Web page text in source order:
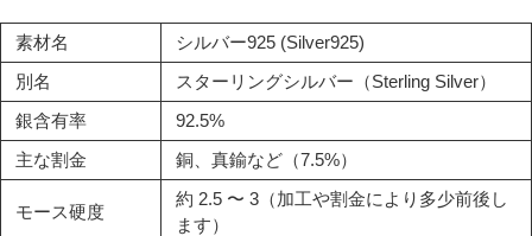
素材名
シルバー925 (Silver925)
別名
スターリングシルバー（Sterling Silver）
銀含有率
92.5%
主な割金
銅、真鍮など（7.5%）
モース硬度
約 2.5 〜 3（加工や割金により多少前後し
ます）